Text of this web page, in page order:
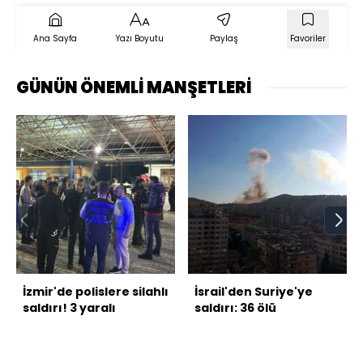
Ana Sayfa Yazı Boyutu Paylaş Favoriler
GÜNÜN ÖNEMLİ MANŞETLERİ
İzmir'de polislere silahlı
saldırı! 3 yaralı
İsrail'den Suriye'ye
saldırı: 36 ölü